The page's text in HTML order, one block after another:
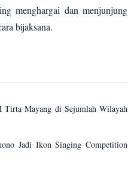
menghargai dan menjunjung
bijaksana.
Tirta Mayang di Sejumlah Wilayah
Jadi Ikon Singing Competition